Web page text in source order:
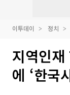
이투데이 정치
지역인
에 ‘한국